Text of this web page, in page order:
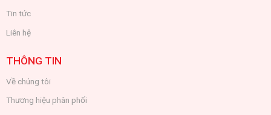
Tin tức
Liên hệ
THÔNG TIN
Về chúng tôi
Thương hiệu phân phối